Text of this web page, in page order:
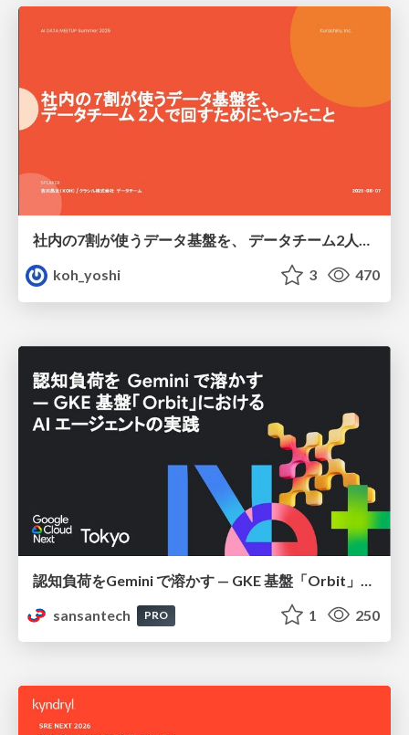
社内の7割が使うデータ基盤を、 データチーム2人で回すためにやったこと
koh_yoshi
3 470
sansantech
PRO 1 250